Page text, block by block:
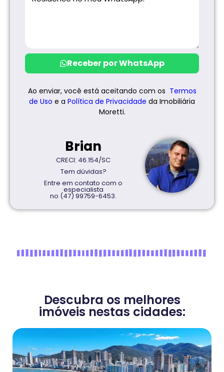
Receber por WhatsApp
Ao enviar, você está aceitando com os Termos
de Uso e a Política de Privacidade da Imobiliária
Moretti.
Brian
CRECI: 46.154/SC
Tem dúvidas?
Entre em contato com o
especialista
no (47) 99759-6453.
Descubra os melhores
imóveis nestas cidades: